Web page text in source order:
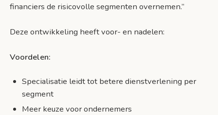
financiers de risicovolle segmenten overnemen.”
Deze ontwikkeling heeft voor- en nadelen:
Voordelen:
Specialisatie leidt tot betere dienstverlening per
segment
Meer keuze voor ondernemers